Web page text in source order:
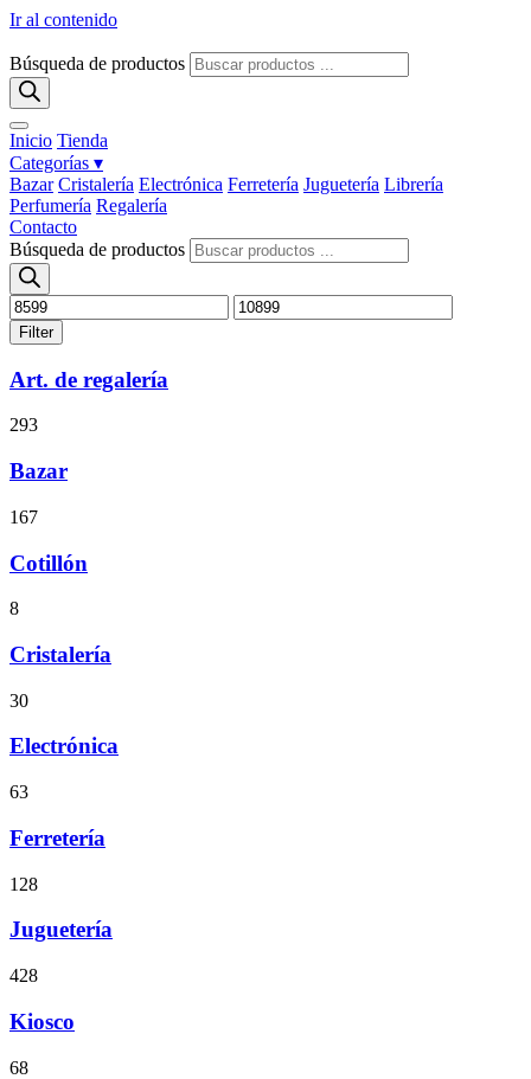
Ir al contenido
Búsqueda de productos
Inicio Tienda
Categorías ▾
Bazar Cristalería Electrónica Ferretería Juguetería Librería
Perfumería Regalería
Contacto
Búsqueda de productos
Filter
Art. de regalería
293
Bazar
167
Cotillón
8
Cristalería
30
Electrónica
63
Ferretería
128
Juguetería
428
Kiosco
68